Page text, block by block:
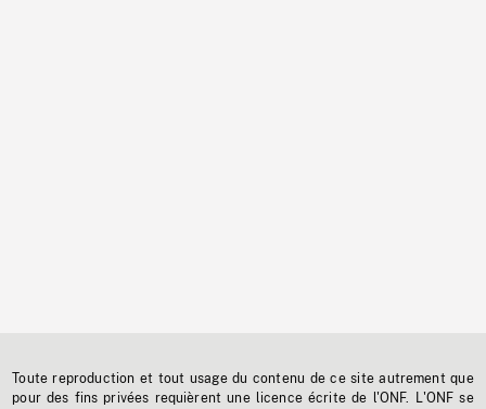
Toute reproduction et tout usage du contenu de ce site autrement que
pour des fins privées requièrent une licence écrite de l'ONF. L'ONF se